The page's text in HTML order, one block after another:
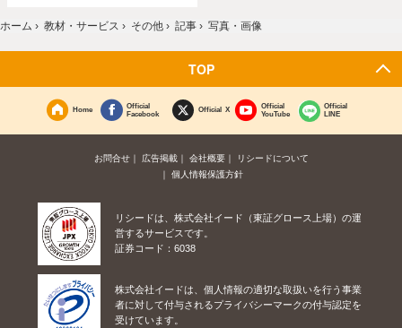
ホーム › 教材・サービス › その他 › 記事 › 写真・画像
TOP
Home
Official
Facebook
Official X
Official
YouTube
Official
LINE
お問合せ 広告掲載 会社概要
リシードについて
個人情報保護方針
リシードは、株式会社イード（東証グロース上場）の運
営するサービスです。
証券コード：6038
株式会社イードは、個人情報の適切な取扱いを行う事業
者に対して付与されるプライバシーマークの付与認定を
受けています。